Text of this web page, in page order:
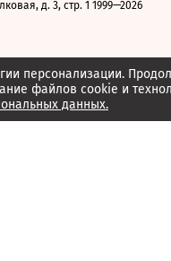
персонализации.
файлов cookie и
данных.
д. 3, стр. 1 1999—2026